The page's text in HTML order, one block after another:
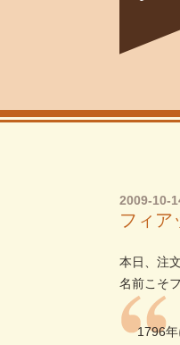
2009-10-
フィア
本日、注
名前こそ
1796